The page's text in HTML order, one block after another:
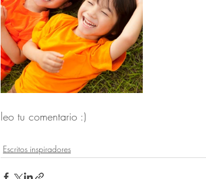
leo tu comentario :)
Escritos inspiradores